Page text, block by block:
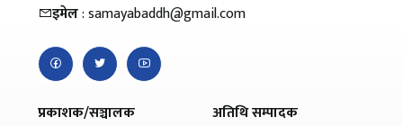
इमेल: samayabaddh@gmail.com
प्रकाशक/सञ्चालक
अतिथि सम्पादक